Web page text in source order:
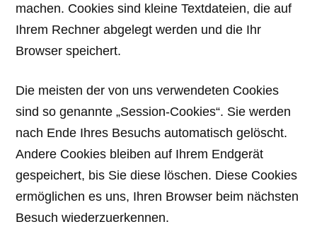
machen. Cookies sind kleine Textdateien, die auf
Ihrem Rechner abgelegt werden und die Ihr
Browser speichert.
Die meisten der von uns verwendeten Cookies
sind so genannte „Session-Cookies“. Sie werden
nach Ende Ihres Besuchs automatisch gelöscht.
Andere Cookies bleiben auf Ihrem Endgerät
gespeichert, bis Sie diese löschen. Diese Cookies
ermöglichen es uns, Ihren Browser beim nächsten
Besuch wiederzuerkennen.